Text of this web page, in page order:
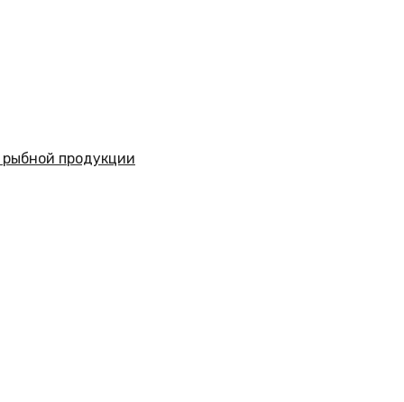
продукции